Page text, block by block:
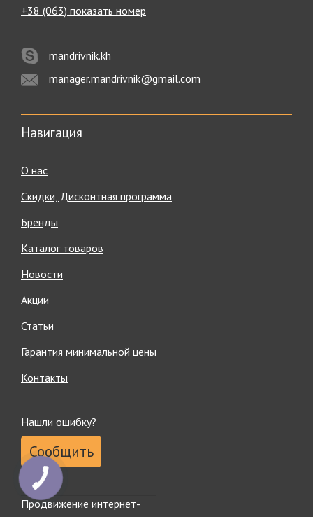
+38 (063) показать номер
mandrivnik.kh
manager.mandrivnik@gmail.com
Навигация
О нас
Скидки, Дисконтная программа
Бренды
Каталог товаров
Новости
Акции
Статьи
Гарантия минимальной цены
Контакты
Нашли ошибку?
Сообщить
Продвижение интернет-